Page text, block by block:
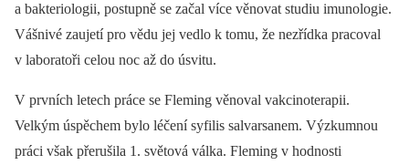
a bakteriologii, postupně se začal více věnovat studiu imunologie.
Vášnivé zaujetí pro vědu jej vedlo k tomu, že nezřídka pracoval
v laboratoři celou noc až do úsvitu.
V prvních letech práce se Fleming věnoval vakcinoterapii.
Velkým úspěchem bylo léčení syfilis salvarsanem. Výzkumnou
práci však přerušila 1. světová válka. Fleming v hodnosti